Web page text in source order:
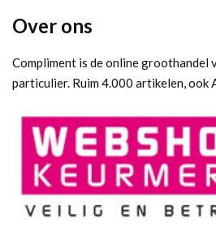
Over ons
Compliment is de online groothandel
particulier. Ruim 4.000 artikelen, ook